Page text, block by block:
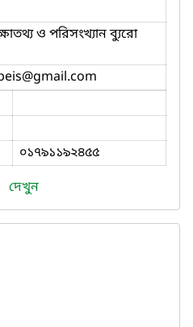
ও পরিসংখ্যান ব্যুরো
@gmail.com
০১৭৯১১৯২৪৫৫
দেখুন